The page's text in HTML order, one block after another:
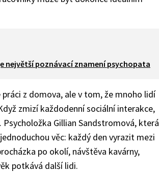
největší poznávací znamení psychopata
z domova, ale v tom, že mnoho lidí
zmizí každodenní sociální interakce,
Gillian Sandstromová, která
věc: každý den vyrazit mezi
po okolí, návštěva kavárny,
potkává další lidi.